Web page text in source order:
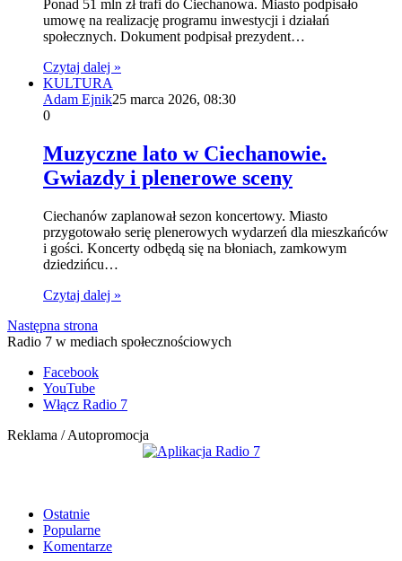
Ponad 51 mln zł trafi do Ciechanowa. Miasto podpisało
umowę na realizację programu inwestycji i działań
społecznych. Dokument podpisał prezydent…
Czytaj dalej »
KULTURA
Adam Ejnik25 marca 2026, 08:30
0
Muzyczne lato w Ciechanowie.
Gwiazdy i plenerowe sceny
Ciechanów zaplanował sezon koncertowy. Miasto
przygotowało serię plenerowych wydarzeń dla mieszkańców
i gości. Koncerty odbędą się na błoniach, zamkowym
dziedzińcu…
Czytaj dalej »
Następna strona
Radio 7 w mediach społecznościowych
Facebook
YouTube
Włącz Radio 7
Reklama / Autopromocja
Ostatnie
Popularne
Komentarze